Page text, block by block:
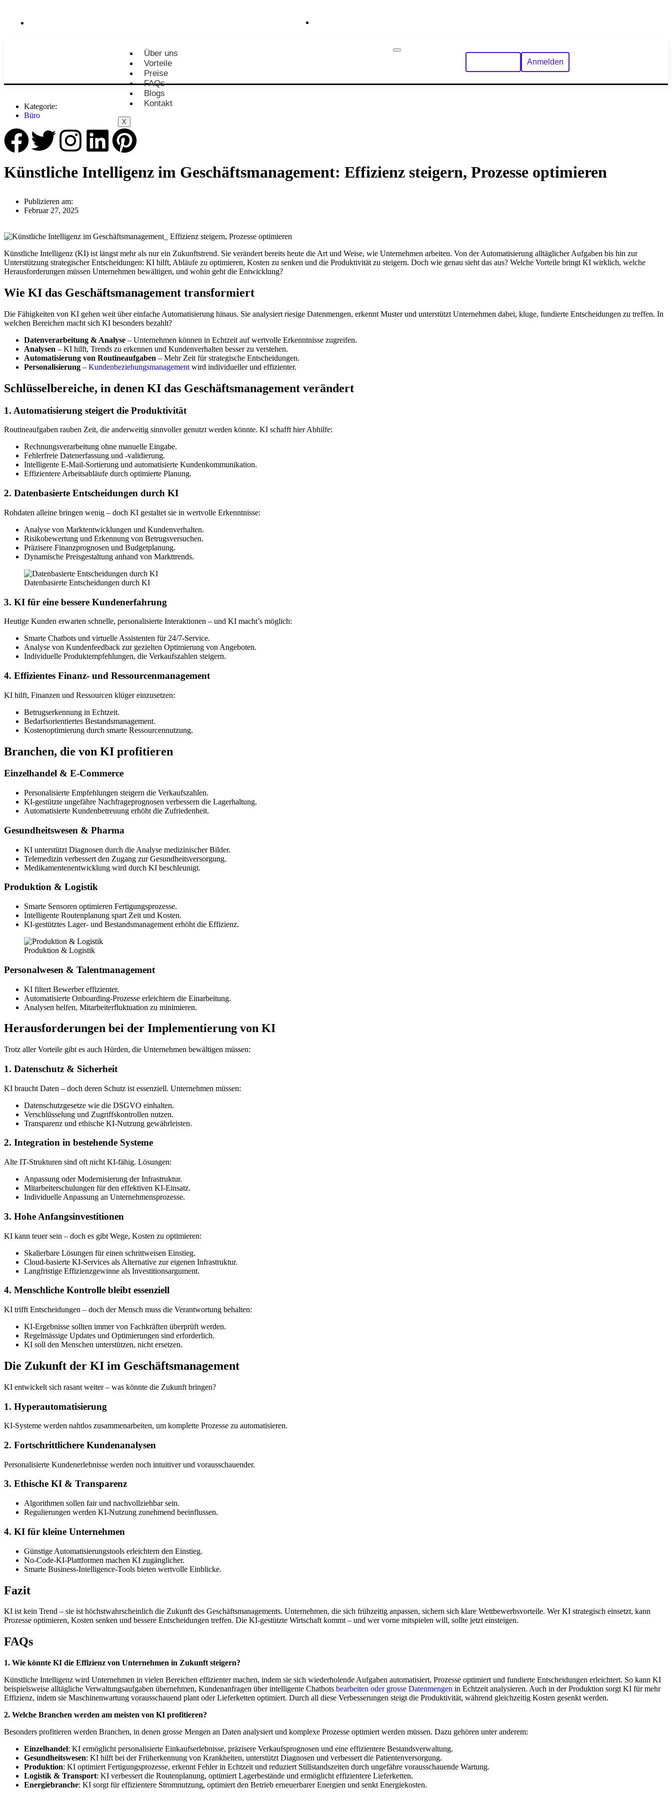
Über uns
Vorteile
Preise
FAQs
Blogs
Kontakt
X
Anmelden
Kategorie:
Büro
Künstliche Intelligenz im Geschäftsmanagement: Effizienz steigern, Prozesse optimieren
Publizieren am:
Februar 27, 2025
Künstliche Intelligenz (KI) ist längst mehr als nur ein Zukunftstrend. Sie verändert bereits heute die Art und Weise, wie Unternehmen arbeiten. Von der Automatisierung alltäglicher Aufgaben bis hin zur
Unterstützung strategischer Entscheidungen: KI hilft, Abläufe zu optimieren, Kosten zu senken und die Produktivität zu steigern. Doch wie genau sieht das aus? Welche Vorteile bringt KI wirklich, welche
Herausforderungen müssen Unternehmen bewältigen, und wohin geht die Entwicklung?
Wie KI das Geschäftsmanagement transformiert
Die Fähigkeiten von KI gehen weit über einfache Automatisierung hinaus. Sie analysiert riesige Datenmengen, erkennt Muster und unterstützt Unternehmen dabei, kluge, fundierte Entscheidungen zu treffen. In
welchen Bereichen macht sich KI besonders bezahlt?
Datenverarbeitung & Analyse – Unternehmen können in Echtzeit auf wertvolle Erkenntnisse zugreifen.
Analysen – KI hilft, Trends zu erkennen und Kundenverhalten besser zu verstehen.
Automatisierung von Routineaufgaben – Mehr Zeit für strategische Entscheidungen.
Personalisierung – Kundenbeziehungsmanagement wird individueller und effizienter.
Schlüsselbereiche, in denen KI das Geschäftsmanagement verändert
1. Automatisierung steigert die Produktivität
Routineaufgaben rauben Zeit, die anderweitig sinnvoller genutzt werden könnte. KI schafft hier Abhilfe:
Rechnungsverarbeitung ohne manuelle Eingabe.
Fehlerfreie Datenerfassung und -validierung.
Intelligente E-Mail-Sortierung und automatisierte Kundenkommunikation.
Effizientere Arbeitsabläufe durch optimierte Planung.
2. Datenbasierte Entscheidungen durch KI
Rohdaten alleine bringen wenig – doch KI gestaltet sie in wertvolle Erkenntnisse:
Analyse von Marktentwicklungen und Kundenverhalten.
Risikobewertung und Erkennung von Betrugsversuchen.
Präzisere Finanzprognosen und Budgetplanung.
Dynamische Preisgestaltung anhand von Markttrends.
Datenbasierte Entscheidungen durch KI
3. KI für eine bessere Kundenerfahrung
Heutige Kunden erwarten schnelle, personalisierte Interaktionen – und KI macht’s möglich:
Smarte Chatbots und virtuelle Assistenten für 24/7-Service.
Analyse von Kundenfeedback zur gezielten Optimierung von Angeboten.
Individuelle Produktempfehlungen, die Verkaufszahlen steigern.
4. Effizientes Finanz- und Ressourcenmanagement
KI hilft, Finanzen und Ressourcen klüger einzusetzen:
Betrugserkennung in Echtzeit.
Bedarfsorientiertes Bestandsmanagement.
Kostenoptimierung durch smarte Ressourcennutzung.
Branchen, die von KI profitieren
Einzelhandel & E-Commerce
Personalisierte Empfehlungen steigern die Verkaufszahlen.
KI-gestützte ungefähre Nachfrageprognosen verbessern die Lagerhaltung.
Automatisierte Kundenbetreuung erhöht die Zufriedenheit.
Gesundheitswesen & Pharma
KI unterstützt Diagnosen durch die Analyse medizinischer Bilder.
Telemedizin verbessert den Zugang zur Gesundheitsversorgung.
Medikamentenentwicklung wird durch KI beschleunigt.
Produktion & Logistik
Smarte Sensoren optimieren Fertigungsprozesse.
Intelligente Routenplanung spart Zeit und Kosten.
KI-gestütztes Lager- und Bestandsmanagement erhöht die Effizienz.
Produktion & Logistik
Personalwesen & Talentmanagement
KI filtert Bewerber effizienter.
Automatisierte Onboarding-Prozesse erleichtern die Einarbeitung.
Analysen helfen, Mitarbeiterfluktuation zu minimieren.
Herausforderungen bei der Implementierung von KI
Trotz aller Vorteile gibt es auch Hürden, die Unternehmen bewältigen müssen:
1. Datenschutz & Sicherheit
KI braucht Daten – doch deren Schutz ist essenziell. Unternehmen müssen:
Datenschutzgesetze wie die DSGVO einhalten.
Verschlüsselung und Zugriffskontrollen nutzen.
Transparenz und ethische KI-Nutzung gewährleisten.
2. Integration in bestehende Systeme
Alte IT-Strukturen sind oft nicht KI-fähig. Lösungen:
Anpassung oder Modernisierung der Infrastruktur.
Mitarbeiterschulungen für den effektiven KI-Einsatz.
Individuelle Anpassung an Unternehmensprozesse.
3. Hohe Anfangsinvestitionen
KI kann teuer sein – doch es gibt Wege, Kosten zu optimieren:
Skalierbare Lösungen für einen schrittweisen Einstieg.
Cloud-basierte KI-Services als Alternative zur eigenen Infrastruktur.
Langfristige Effizienzgewinne als Investitionsargument.
4. Menschliche Kontrolle bleibt essenziell
KI trifft Entscheidungen – doch der Mensch muss die Verantwortung behalten:
KI-Ergebnisse sollten immer von Fachkräften überprüft werden.
Regelmässige Updates und Optimierungen sind erforderlich.
KI soll den Menschen unterstützen, nicht ersetzen.
Die Zukunft der KI im Geschäftsmanagement
KI entwickelt sich rasant weiter – was könnte die Zukunft bringen?
1. Hyperautomatisierung
KI-Systeme werden nahtlos zusammenarbeiten, um komplette Prozesse zu automatisieren.
2. Fortschrittlichere Kundenanalysen
Personalisierte Kundenerlebnisse werden noch intuitiver und vorausschauender.
3. Ethische KI & Transparenz
Algorithmen sollen fair und nachvollziehbar sein.
Regulierungen werden KI-Nutzung zunehmend beeinflussen.
4. KI für kleine Unternehmen
Günstige Automatisierungstools erleichtern den Einstieg.
No-Code-KI-Plattformen machen KI zugänglicher.
Smarte Business-Intelligence-Tools bieten wertvolle Einblicke.
Fazit
KI ist kein Trend – sie ist höchstwahrscheinlich die Zukunft des Geschäftsmanagements. Unternehmen, die sich frühzeitig anpassen, sichern sich klare Wettbewerbsvorteile. Wer KI strategisch einsetzt, kann
Prozesse optimieren, Kosten senken und bessere Entscheidungen treffen. Die KI-gestützte Wirtschaft kommt – und wer vorne mitspielen will, sollte jetzt einsteigen.
FAQs
1. Wie könnte KI die Effizienz von Unternehmen in Zukunft steigern?
Künstliche Intelligenz wird Unternehmen in vielen Bereichen effizienter machen, indem sie sich wiederholende Aufgaben automatisiert, Prozesse optimiert und fundierte Entscheidungen erleichtert. So kann KI
beispielsweise alltägliche Verwaltungsaufgaben übernehmen, Kundenanfragen über intelligente Chatbots bearbeiten oder grosse Datenmengen in Echtzeit analysieren. Auch in der Produktion sorgt KI für mehr
Effizienz, indem sie Maschinenwartung vorausschauend plant oder Lieferketten optimiert. Durch all diese Verbesserungen steigt die Produktivität, während gleichzeitig Kosten gesenkt werden.
2. Welche Branchen werden am meisten von KI profitieren?
Besonders profitieren werden Branchen, in denen grosse Mengen an Daten analysiert und komplexe Prozesse optimiert werden müssen. Dazu gehören unter anderem:
Einzelhandel: KI ermöglicht personalisierte Einkaufserlebnisse, präzisere Verkaufsprognosen und eine effizientere Bestandsverwaltung.
Gesundheitswesen: KI hilft bei der Früherkennung von Krankheiten, unterstützt Diagnosen und verbessert die Patientenversorgung.
Produktion: KI optimiert Fertigungsprozesse, erkennt Fehler in Echtzeit und reduziert Stillstandszeiten durch ungefähre vorausschauende Wartung.
Logistik & Transport: KI verbessert die Routenplanung, optimiert Lagerbestände und ermöglicht effizientere Lieferketten.
Energiebranche: KI sorgt für effizientere Stromnutzung, optimiert den Betrieb erneuerbarer Energien und senkt Energiekosten.